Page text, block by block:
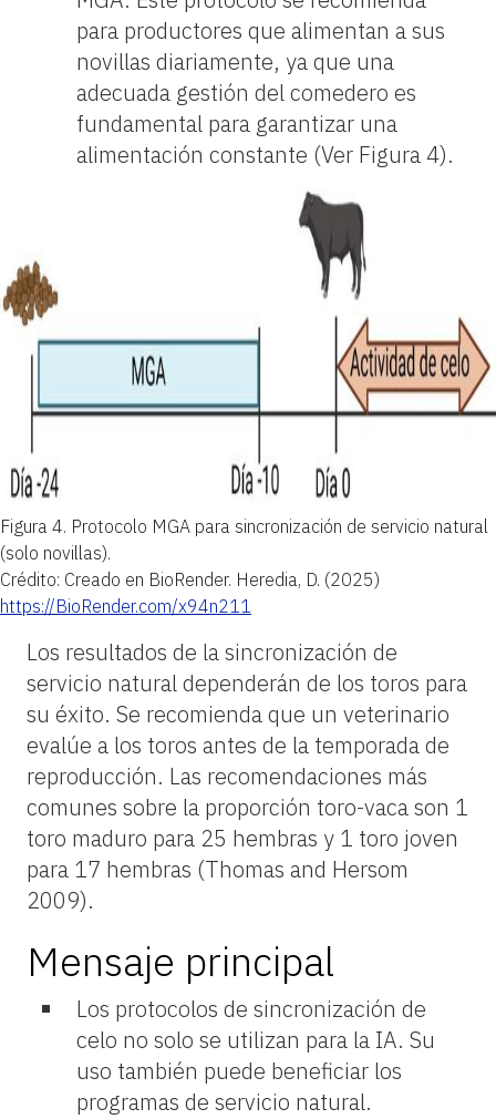
para productores que alimentan a sus
novillas diariamente, ya que una
adecuada gestión del comedero es
fundamental para garantizar una
alimentación constante (Ver Figura 4).
Figura 4. Protocolo MGA para sincronización de servicio natural
(solo novillas).
Crédito: Creado en BioRender. Heredia, D. (2025)
https://BioRender.com/x94n211
Los resultados de la sincronización de
servicio natural dependerán de los toros para
su éxito. Se recomienda que un veterinario
evalúe a los toros antes de la temporada de
reproducción. Las recomendaciones más
comunes sobre la proporción toro-vaca son 1
toro maduro para 25 hembras y 1 toro joven
para 17 hembras (Thomas and Hersom
2009).
Mensaje principal
Los protocolos de sincronización de
celo no solo se utilizan para la IA. Su
uso también puede beneficiar los
programas de servicio natural.